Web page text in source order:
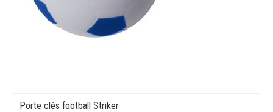
Porte clés football Striker